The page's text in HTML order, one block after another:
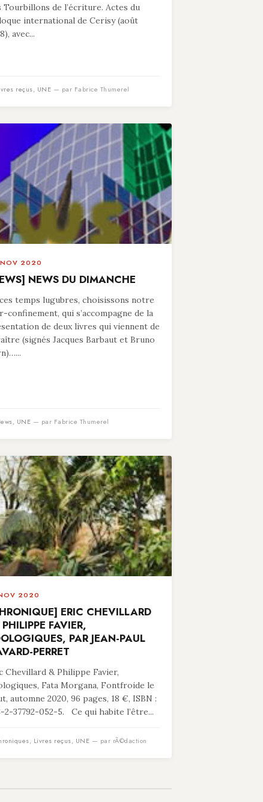
Tourbillons de l’écriture. Actes du
international de Cerisy (août
avec...
reçus, UNE — par Fabrice Thumerel
2020
NEWS DU DIMANCHE
temps lugubres, choisissons notre
confinement, qui s’accompagne de la
de deux livres qui viennent de
(signés Jacques Barbaut et Bruno
, UNE — par Fabrice Thumerel
2020
ERIC CHEVILLARD
FAVIER,
PAR JEAN-PAUL
PERRET
Chevillard & Philippe Favier,
Fata Morgana, Fontfroide le
automne 2020, 96 pages, 18 €, ISBN :
2-37792-052-5. Ce qui habite l’être...
, Livres reçus, UNE — par rÃ©daction